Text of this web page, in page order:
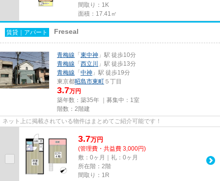
間取り：1K
面積：17.41㎡
賃貸｜アパート Freseal
青梅線 「東中神 」駅 徒歩10分
青梅線 「西立川
」駅 徒歩13分
青梅線 「中神 」駅 徒歩19分
東京都昭島市東町 ５丁目
3.7万円
築年数：築35年 ｜募集中： 1室
階数：2階建
ネット上に掲載されている物件はまとめてご紹介可能です！
3.7万円
(管理費・共益費 3,000円)
敷：0ヶ月｜礼：0ヶ月
所在階：2階
間取り：1R